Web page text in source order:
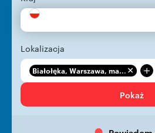
Lokalizacja
Białołęka, Warszawa, ma... +
Pokaż